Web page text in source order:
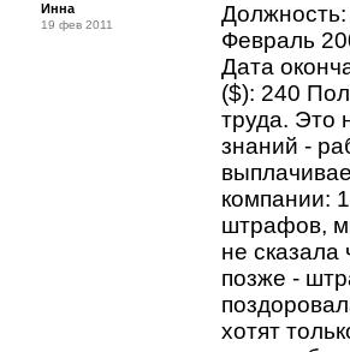
Инна
19 фев 2011
Февраль
Дата
($): 240
труда. Это
знаний -
компании:
штрафов,
не
позже -
хотят